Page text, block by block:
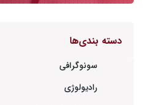
دسته بندی‌ها
سونوگرافی
رادیولوژی